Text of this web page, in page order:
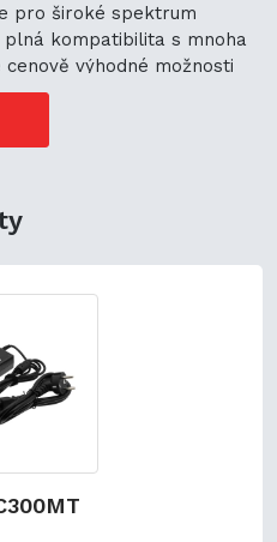
pro široké spektrum
kompatibilita s mnoha
výhodné možnosti
navíc podporuje
flexibilitu.